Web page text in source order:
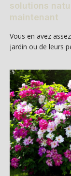
solutions
maintenant
Vous en avez
jardin ou de leurs